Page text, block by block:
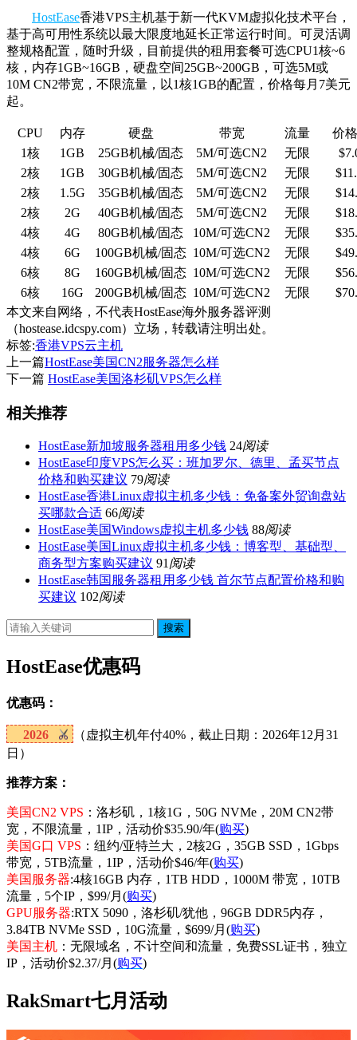
HostEase香港VPS主机基于新一代KVM虚拟化技术平台，
基于高可用性系统以最大限度地延长正常运行时间。可灵活调
整规格配置，随时升级，目前提供的租用套餐可选CPU1核~6
核，内存1GB~16GB，硬盘空间25GB~200GB，可选5M或
10M CN2带宽，不限流量，以1核1GB的配置，价格每月7美元
起。
CPU 内存 硬盘 带宽 流量
价
1核
1GB 25GB机械/固态 5M/可选CN2 无限
2核
1GB 30GB机械/固态 5M/可选CN2 无限
2核
1.5G 35GB机械/固态 5M/可选CN2 无限
2核
2G 40GB机械/固态 5M/可选CN2 无限
4核
4G 80GB机械/固态 10M/可选CN2 无限
4核
6G 100GB机械/固态 10M/可选CN2 无限
6核
8G 160GB机械/固态 10M/可选CN2 无限
6核
16G 200GB机械/固态 10M/可选CN2 无限
本文来自网络，不代表HostEase海外服务器评测
（hostease.idcspy.com）立场，转载请注明出处。
标签:香港VPS云主机
上一篇HostEase美国CN2服务器怎么样
下一篇 HostEase美国洛杉矶VPS怎么样
相关推荐
HostEase新加坡服务器租用多少钱 24阅读
HostEase印度VPS怎么买：班加罗尔、德里、孟买节点
价格和购买建议 79阅读
HostEase香港Linux虚拟主机多少钱：免备案外贸询盘站
买哪款合适 66阅读
HostEase美国Windows虚拟主机多少钱 88阅读
HostEase美国Linux虚拟主机多少钱：博客型、基础型、
商务型方案购买建议 91 阅读
HostEase韩国服务器租用多少钱 首尔节点配置价格和购
买建议 102阅读
搜索
HostEase优惠码
优惠码：
2026
（虚拟主机年付40%，截止日期：2026年12月31
日）
推荐方案：
美国CN2 VPS ：洛杉矶，1核1G，50G NVMe，20M CN2带
宽，不限流量，1IP，活动价$35.90/年(购买)
美国G口 VPS ：纽约/亚特兰大，2核2G，35GB SSD，1Gbps
带宽，5TB流量，1IP，活动价$46/年(购买)
美国服务器:4核16GB 内存，1TB HDD，1000M 带宽，10TB
流量，5个IP，$99/月(购买)
GPU服务器:RTX 5090，洛杉矶/犹他，96GB DDR5内存，
3.84TB NVMe SSD，10G流量，$699/月(购买)
美国主机 ：无限域名，不计空间和流量，免费SSL证书，独立
IP，活动价$2.37/月(购买)
RakSmart七月活动